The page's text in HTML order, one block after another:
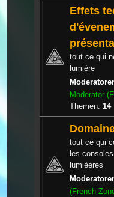
Effets
tout ce qui
lumière
Moderator
Themen: 14
tout ce qui
les
lumièeres
(French